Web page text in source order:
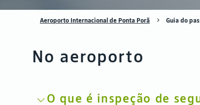
Aeroporto Internacional de Ponta Porã Guia do
No aeroporto
O que é inspeção de